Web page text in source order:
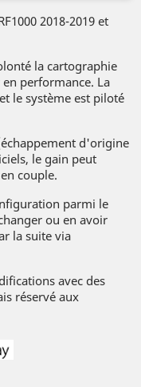
2018-2019 et
la cartographie
performance. La
le système est piloté
d'origine
le gain peut
couple.
parmi le
ou en avoir
la suite via
avec des
réservé aux